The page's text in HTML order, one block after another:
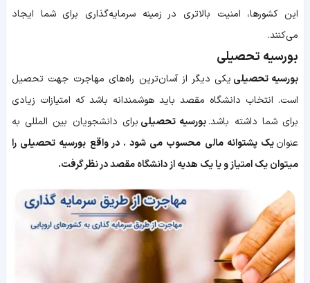
این کشورها، امنیت بالاتری در زمینه سرمایه‌گذاری برای شما ایجاد
می‌کنند.
بورسیه تحصیلی
بورسیه تحصیلی یکی دیگر از آسان‌ترین راه‌های مهاجرت جهت تحصیل
است. انتخاب دانشگاه مقصد باید هوشمندانه باشد که امتیازات زیادی
برای شما داشته باشد.بورسیه تحصیلی برای دانشجویان بین المللی به
عنوانیک پشتوانه مالی محسوب می شود . در واقع بورسیه تحصیلی را
میتوان یک امتیاز و یا یک هدیه از دانشگاه مقصد در نظر گرفت.